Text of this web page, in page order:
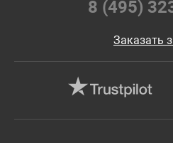
8 (495)
Заказать